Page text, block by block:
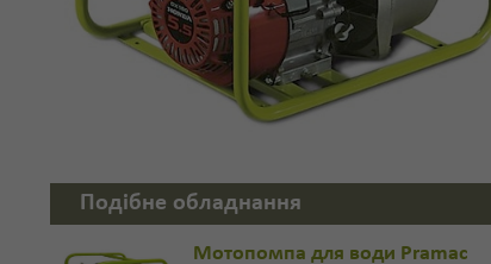
Подібне обладнання
Мотопомпа для води Pramac